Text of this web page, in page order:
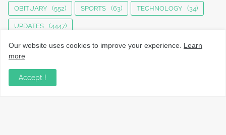
OBITUARY (552) SPORTS (63) TECHNOLOGY (34)
UPDATES (4447)
Our website uses cookies to improve your experience. Learn
more
Accept !